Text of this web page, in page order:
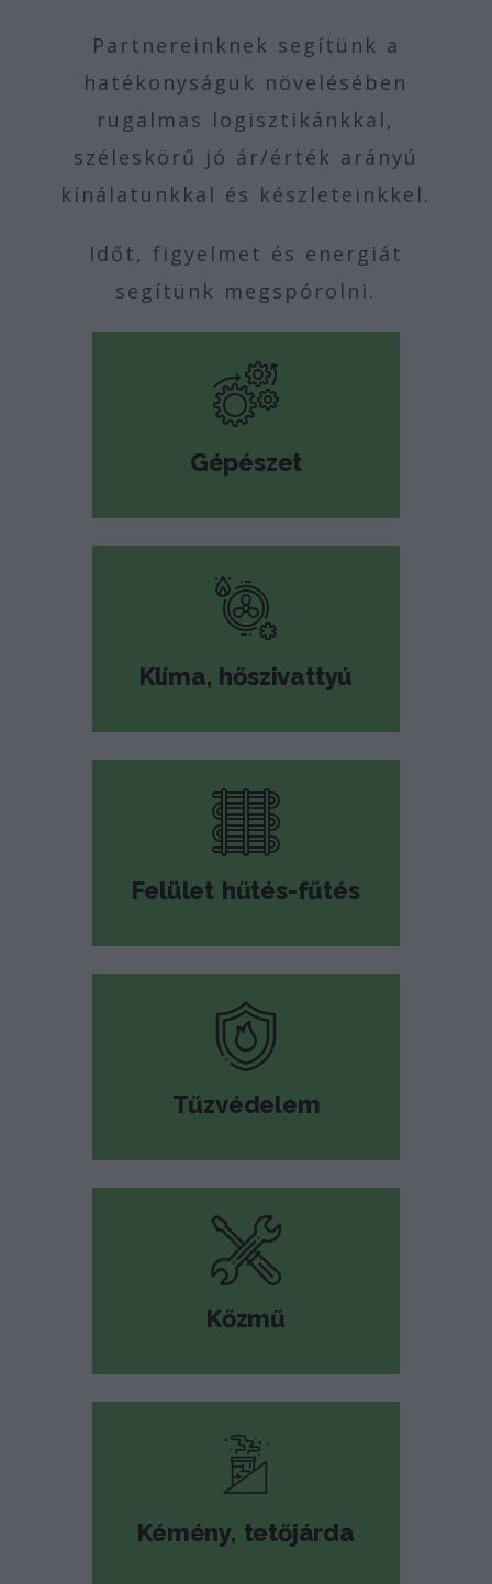
Partnereinknek segítünk a
hatékonyságuk növelésében
rugalmas logisztikánkkal,
széleskörű jó ár/érték arányú
kínálatunkkal és készleteinkkel.
Időt, figyelmet és energiát
segítünk megspórolni.
Gépészet
Klíma, hőszivattyú
Felület hűtés-fűtés
Tűzvédelem
Kőzmű
Kémény, tetőjárda